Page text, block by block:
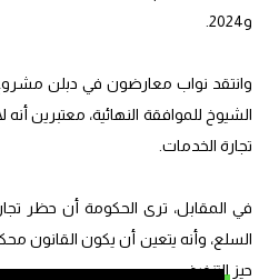
و2024.
وانتقد نواب معارضون في دبلن
الشيوخ للموافقة النهائية، معتبرين
تجارة الخدمات.
في المقابل، ترى الحكومة أن حظر
السلع، وأنه يتعين أن يكون القانون
حيز التنفيذ.